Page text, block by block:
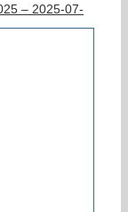
– 2025-07-